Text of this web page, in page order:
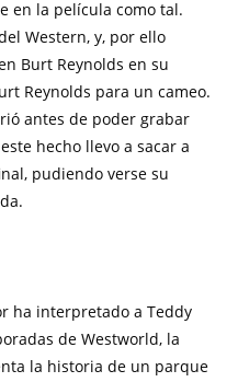
en la película como tal.
Western, y, por ello
Burt Reynolds en su
Reynolds para un cameo.
antes de poder grabar
hecho llevo a sacar a
pudiendo verse su
ha interpretado a Teddy
de Westworld, la
la historia de un parque